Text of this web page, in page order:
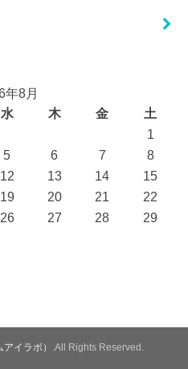
年8月
水 木 金
土
1
5 6 7
8
12 13 14
15
19 20 21
22
26 27 28
29
イラボ） .All Rights Reserved.